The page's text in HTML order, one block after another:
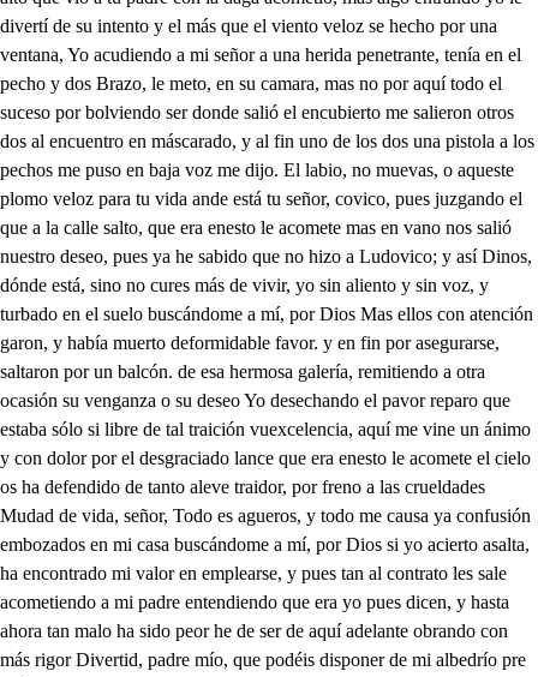
divertí de su intento y el más que el viento veloz se hecho por una
ventana, Yo acudiendo a mi señor a una herida penetrante, tenía en el
pecho y dos Brazo, le meto, en su camara, mas no por aquí todo el
suceso por bolviendo ser donde salió el encubierto me salieron otros
dos al encuentro en máscarado, y al fin uno de los dos una pistola a los
pechos me puso en baja voz me dijo. El labio, no muevas, o aqueste
plomo veloz para tu vida ande está tu señor, covico, pues juzgando el
que a la calle salto, que era enesto le acomete mas en vano nos salió
nuestro deseo, pues ya he sabido que no hizo a Ludovico; y así Dinos,
dónde está, sino no cures más de vivir, yo sin aliento y sin voz, y
turbado en el suelo buscándome a mí, por Dios Mas ellos con atención
garon, y había muerto deformidable favor. y en fin por asegurarse,
saltaron por un balcón. de esa hermosa galería, remitiendo a otra
ocasión su venganza o su deseo Yo desechando el pavor reparo que
estaba sólo si libre de tal traición vuexcelencia, aquí me vine un ánimo
y con dolor por el desgraciado lance que era enesto le acomete el cielo
os ha defendido de tanto aleve traidor, por freno a las crueldades
Mudad de vida, señor, Todo es agueros, y todo me causa ya confusión
embozados en mi casa buscándome a mí, por Dios si yo acierto asalta,
ha encontrado mi valor en emplearse, y pues tan al contrato les sale
acometiendo a mi padre entendiendo que era yo pues dicen, y hasta
ahora tan malo ha sido peor he de ser de aquí adelante obrando con
más rigor Divertid, padre mío, que podéis disponer de mi albedrío pre